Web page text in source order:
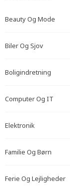
Beauty Og Mode
Biler Og Sjov
Boligindretning
Computer Og IT
Elektronik
Familie Og Børn
Ferie Og Lejligheder